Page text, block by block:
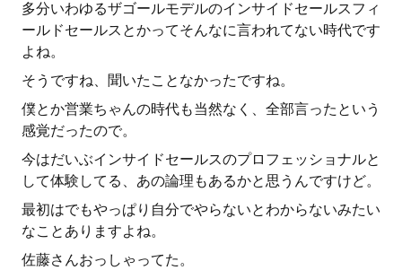
多分いわゆるザゴールモデルのインサイドセールスフィ
ールドセールスとかってそんなに言われてない時代です
よね。
そうですね、聞いたことなかったですね。
僕とか営業ちゃんの時代も当然なく、全部言ったという
感覚だったので。
今はだいぶインサイドセールスのプロフェッショナルと
して体験してる、あの論理もあるかと思うんですけど。
最初はでもやっぱり自分でやらないとわからないみたい
なことありますよね。
佐藤さんおっしゃってた。